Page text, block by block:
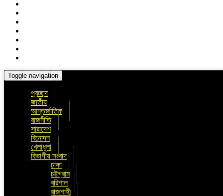
Toggle navigation
প্রচ্ছদ
জাতীয়
আন্তর্জাতিক
রাজনীতি
সারাদেশ
বিনোদন
খেলাধুলা
বিভাগীয় সংবাদ
ঢাকা
চট্টগ্রাম
বরিশাল
রাজশাহী